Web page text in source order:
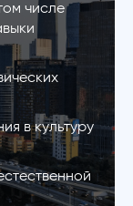
числе
в культуру